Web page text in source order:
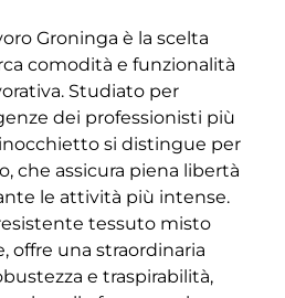
Groninga è la scelta
comodità e funzionalità
Studiato per
dei professionisti più
si distingue per
che assicura piena libertà
le attività più intense.
tessuto misto
offre una straordinaria
e traspirabilità,